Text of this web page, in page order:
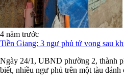
4 năm trước
Tiền Giang: 3 ngư phủ tử vong sau
Ngày 24/1, UBND phường 2, thành
biết, nhiều ngư phủ trên một tàu đánh